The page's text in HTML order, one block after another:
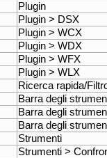
Plugin
Plugin > DSX
Plugin > WCX
Plugin > WDX
Plugin > WFX
Plugin > WLX
Ricerca rapida/
Barra degli
Barra degli
Barra degli
Strumenti
Strumenti >